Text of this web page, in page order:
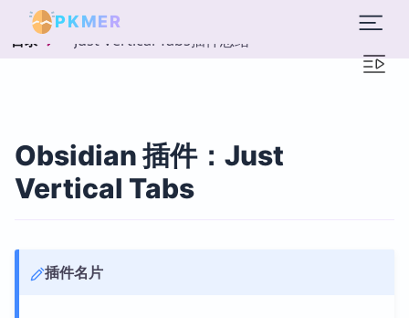
PKMER
目录 Just Vertical Tabs插件总结
Obsidian 插件：Just
Vertical Tabs
插件名片